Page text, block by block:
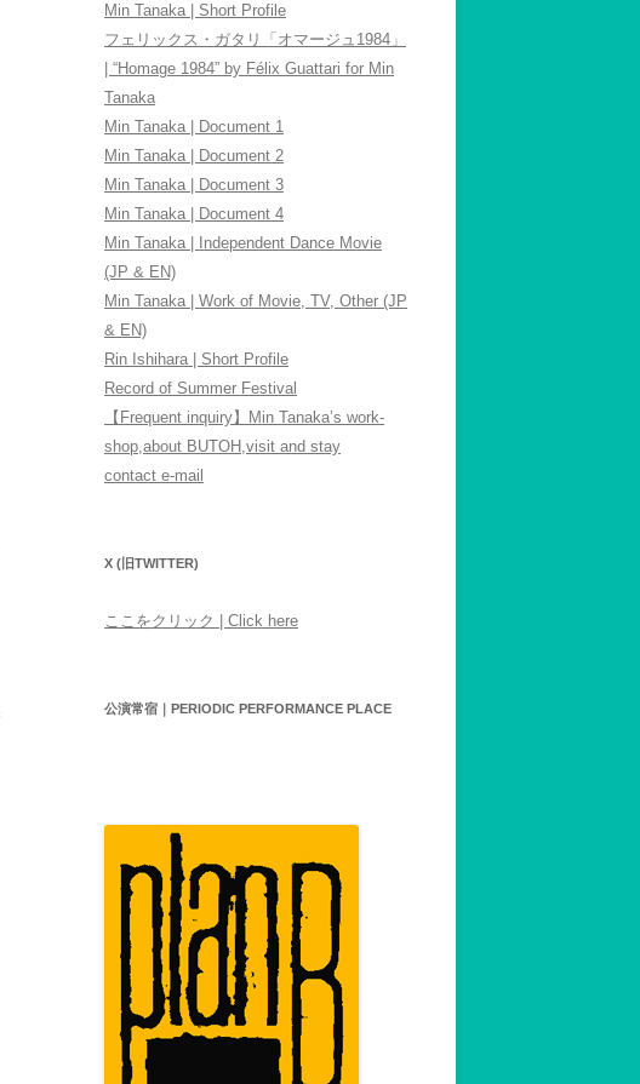
Min Tanaka | Short Profile
フェリックス・ガタリ「オマージュ1984」
| “Homage 1984” by Félix Guattari for Min
Tanaka
Min Tanaka | Document 1
Min Tanaka | Document 2
Min Tanaka | Document 3
Min Tanaka | Document 4
Min Tanaka | Independent Dance Movie
(JP & EN)
Min Tanaka | Work of Movie, TV, Other (JP
& EN)
Rin Ishihara | Short Profile
Record of Summer Festival
【Frequent inquiry】Min Tanaka’s work-
shop,about BUTOH,visit and stay
contact e-mail
X (旧TWITTER)
ここをクリック | Click here
公演常宿｜PERIODIC PERFORMANCE PLACE